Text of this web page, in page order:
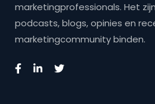
marketingprofessionals. Het
podcasts, blogs, opinies en
marketingcommunity binden.